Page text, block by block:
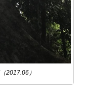
2017.06）